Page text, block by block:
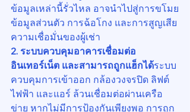
ข้อมูลเหล่านี้รั่วไหล อาจนำไปสู่การขโมย
ข้อมูลส่วนตัว การฉ้อโกง และการสูญเสีย
ความเชื่อมั่นของผู้เช่า
2. ระบบควบคุมอาคารเชื่อมต่อ
อินเทอร์เน็ต และสามารถถูกแฮ็กได้ระบบ
ควบคุมการเข้าออก กล้องวงจรปิด ลิฟต์
ไฟฟ้า และแอร์ ล้วนเชื่อมต่อผ่านเครือ
ข่าย หากไม่มีการป้องกันเพียงพอ การถูก